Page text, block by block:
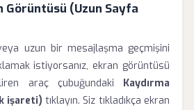
Görüntüsü (Uzun Sayfa
uzun bir mesajlaşma geçmişini
istiyorsanız, ekran görüntüsü
araç çubuğundaki Kaydırma
işareti) tıklayın. Siz tıkladıkça ekran